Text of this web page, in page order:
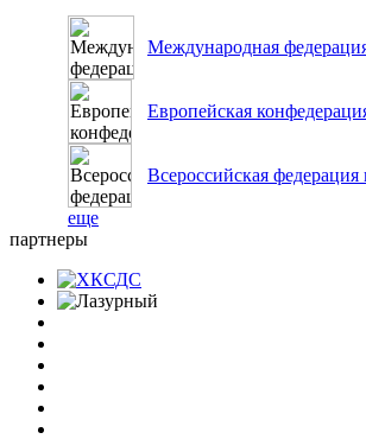
Международная
Европейская
Всероссийская федерация
еще
партнеры